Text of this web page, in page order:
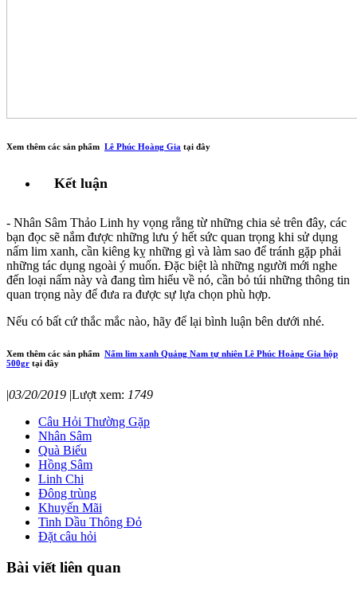
Xem thêm các sản phẩm Lê Phúc Hoàng Gia tại đây
Kết luận
- Nhân Sâm Thảo Linh hy vọng rằng từ những chia sẻ trên đây, các
bạn đọc sẽ nắm được những lưu ý hết sức quan trọng khi sử dụng
nấm lim xanh, cần kiêng kỵ những gì và làm sao để tránh gặp phải
những tác dụng ngoài ý muốn. Đặc biệt là những người mới nghe
đến loại nấm này và đang tìm hiểu về nó, cần bỏ túi những thông tin
quan trọng này để đưa ra được sự lựa chọn phù hợp.
Nếu có bất cứ thắc mắc nào, hãy để lại bình luận bên dưới nhé.
Xem thêm các sản phẩm Nấm lim xanh Quảng Nam tự nhiên Lê Phúc Hoàng Gia hộp
500gr tại đây
|03/20/2019 |Lượt xem: 1749
Câu Hỏi Thường Gặp
Nhân Sâm
Quà Biếu
Hồng Sâm
Linh Chi
Đông trùng
Khuyến Mãi
Tinh Dầu Thông Đỏ
Đặt câu hỏi
Bài viết liên quan